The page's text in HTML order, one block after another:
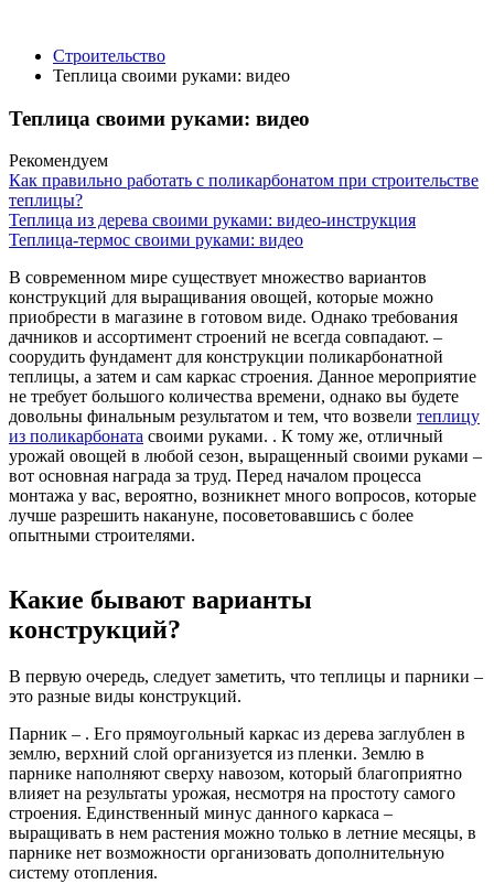
Строительство
Теплица своими руками: видео
Теплица своими руками: видео
Рекомендуем
Как правильно работать с поликарбонатом при строительстве
теплицы?
Теплица из дерева своими руками: видео-инструкция
Теплица-термос своими руками: видео
В современном мире существует множество вариантов
конструкций для выращивания овощей, которые можно
приобрести в магазине в готовом виде. Однако требования
дачников и ассортимент строений не всегда совпадают. –
соорудить фундамент для конструкции поликарбонатной
теплицы, а затем и сам каркас строения. Данное мероприятие
не требует большого количества времени, однако вы будете
довольны финальным результатом и тем, что возвели теплицу
из поликарбоната своими руками. . К тому же, отличный
урожай овощей в любой сезон, выращенный своими руками –
вот основная награда за труд. Перед началом процесса
монтажа у вас, вероятно, возникнет много вопросов, которые
лучше разрешить накануне, посоветовавшись с более
опытными строителями.
Какие бывают варианты
конструкций?
В первую очередь, следует заметить, что теплицы и парники –
это разные виды конструкций.
Парник – . Его прямоугольный каркас из дерева заглублен в
землю, верхний слой организуется из пленки. Землю в
парнике наполняют сверху навозом, который благоприятно
влияет на результаты урожая, несмотря на простоту самого
строения. Единственный минус данного каркаса –
выращивать в нем растения можно только в летние месяцы, в
парнике нет возможности организовать дополнительную
систему отопления.